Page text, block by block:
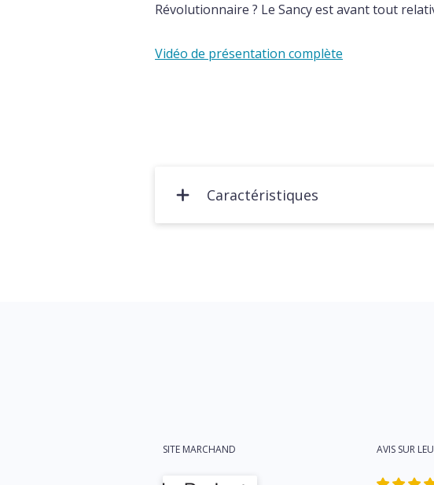
Révolutionnaire ? Le Sancy est avant tout
Vidéo de présentation complète
Caractéristiques
SITE MARCHAND AVIS SUR